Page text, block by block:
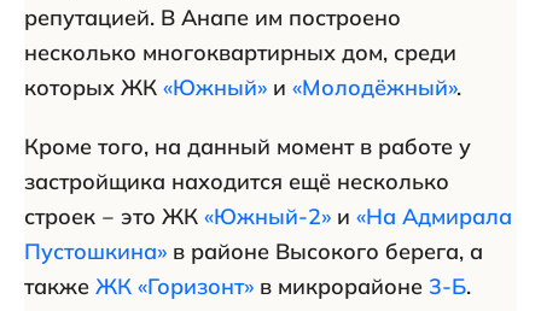
репутацией. В Анапе им построено
несколько многоквартирных дом, среди
которых ЖК «Южный» и «Молодёжный».
Кроме того, на данный момент в работе у
застройщика находится ещё несколько
строек ‒ это ЖК «Южный-2» и «На Адмирала
Пустошкина» в районе Высокого берега, а
также ЖК «Горизонт» в микрорайоне 3-Б.